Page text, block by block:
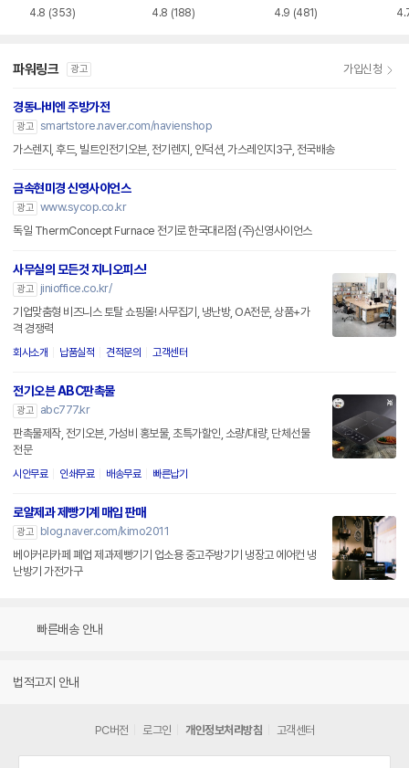
4.8 (353) 4.8 (188) 4.9 (481)
파워링크 광고 가입신청
경동나비엔 주방가전
광고 smartstore.naver.com/navienshop
가스렌지, 후드, 빌트인전기오븐, 전기렌지, 인덕션, 가스레인지3구, 전국배송
금속현미경 신영사이언스
광고 www.sycop.co.kr
독일 ThermConcept Furnace 전기로 한국대리점 (주)신영사이언스
사무실의 모든것 지니오피스!
광고
jinioffice.co.kr/
기업맞춤형 비즈니스 토탈 쇼핑몰! 사무집기, 냉난방, OA전문, 상품+가
격 경쟁력
회사소개 납품실적 견적문의 고객센터
전기오븐 ABC판촉물
광고
abc777.kr
판촉물제작, 전기오븐, 가성비 홍보물, 초특가할인, 소량/대량, 단체선물
전문
시안무료 인쇄무료 배송무료 빠른납기
로얄제과 제빵기계 매입 판매
광고
blog.naver.com/kimo2011
베이커리카페 폐업 제과제빵기기 업소용 중고주방기기 냉장고 에어컨 냉
난방기 가전가구
빠른배송 안내
법적고지 안내
PC버전 로그인 개인정보처리방침 고객센터